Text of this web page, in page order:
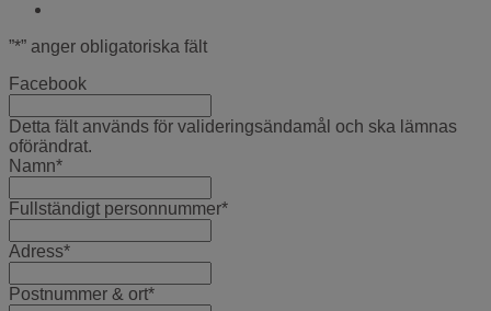
”*” anger obligatoriska fält
Facebook
Detta fält används för valideringsändamål och ska lämnas
oförändrat.
Namn*
Fullständigt personnummer*
Adress*
Postnummer & ort*